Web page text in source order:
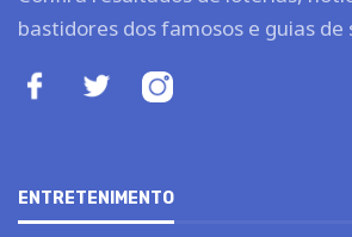
bastidores dos famosos e guias de
ENTRETENIMENTO